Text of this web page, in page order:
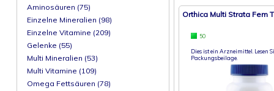
Aminosäuren (75)
Einzelne Mineralien (98)
Einzelne Vitamine (209)
Gelenke (55)
Multi Mineralien (53)
Multi Vitamine (109)
Omega Fettsäuren (78)
Orthica Multi Strata Fem
50
Dies ist ein Arzneimittel. Lesen
Packungsbeilage.